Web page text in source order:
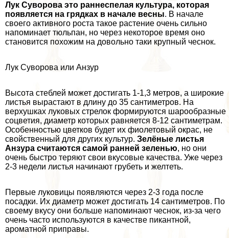
Лук Суворова это раннеспелая культура, которая
появляется на грядках в начале весны. В начале
своего активного роста такое растение очень сильно
напоминает тюльпан, но через некоторое время оно
становится похожим на довольно таки крупный чеснок.
Лук Суворова или Анзур
Высота стeблей может достигать 1-1,3 метров, а широкие
листья вырастают в длину до 35 сантиметров. На
верхушках луковых стрелок формируются шарообразные
соцветия, диаметр которых равняется 8-12 сантиметрам.
Особенностью цветков будет их фиолетовый окрас, не
свойственный для других культур. Зелёные листья
Анзура считаются самой ранней зеленью, но они
очень быстро теряют свои вкусовые качества. Уже через
2-3 недели листья начинают грубеть и желтеть.
Первые луковицы появляются через 2-3 года после
посадки. Их диаметр может достигать 14 сантиметров. По
своему вкусу они больше напоминают чеснок, из-за чего
очень часто используются в качестве пикантной,
ароматной приправы.